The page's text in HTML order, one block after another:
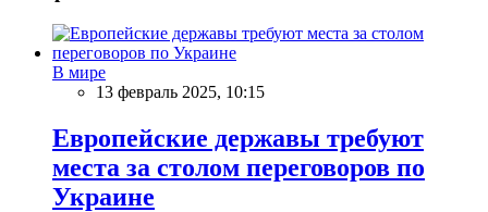
В мире
13 февраль 2025, 10:15
Европейские державы требуют
места за столом переговоров по
Украине